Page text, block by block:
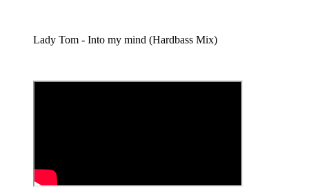
Lady Tom - Into my mind (Hardbass Mix)